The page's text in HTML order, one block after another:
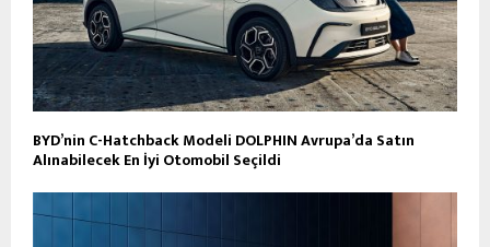
BYD’nin C-Hatchback Modeli DOLPHIN Avrupa’da Satın
Alınabilecek En İyi Otomobil Seçildi